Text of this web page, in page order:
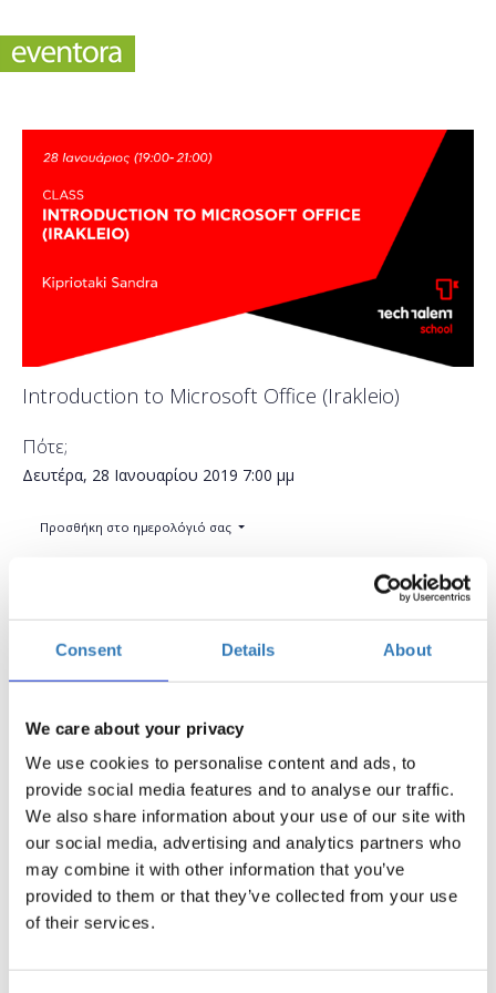
Consent Details About
We care about your privacy
We use cookies to personalise content and ads, to
provide social media features and to analyse our traffic.
We also share information about your use of our site with
our social media, advertising and analytics partners who
may combine it with other information that you’ve
provided to them or that they’ve collected from your use
of their services.
Introduction to Microsoft Office (Irakleio)
Πότε;
Δευτέρα, 28 Ιανουαρίου 2019 7:00 μμ
Προσθήκη στο ημερολόγιό σας
Συμμετοχή Η περίοδος εγγραφών έχει λήξει.
Εάν επιθυμείτε και εσείς να πληροφορηθείτε για τον
τρόπο με τον οποίο μπορείτε να δημιουργήσετε
επιστολές, βιογραφικά, ετικέτες και πολλά άλλα ακόμη
ξεκινώντας από μία και μόνο λευκή σελίδα του Microsoft
συνέχεια, θα περιηγηθείτε στους τρόπους